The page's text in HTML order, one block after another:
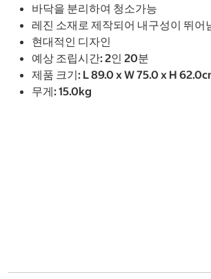
바닥을 분리하여 청소가능
레진 소재로 제작되어 내구성이 뛰어
현대적인 디자인
예상 조립시간: 2인 20분
제품 크기: L 89.0 x W 75.0 x H
무게: 15.0kg